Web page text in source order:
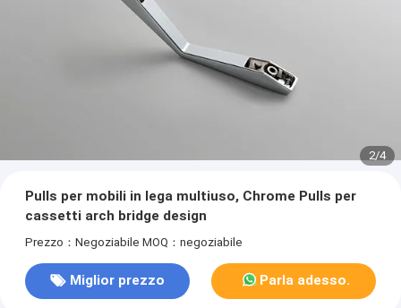
2/4
Pulls per mobili in lega multiuso, Chrome Pulls per
cassetti arch bridge design
Prezzo：Negoziabile MOQ：negoziabile
Miglior prezzo Parla adesso.